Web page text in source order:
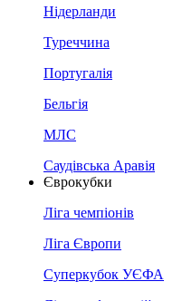
Нідерланди
Туреччина
Португалія
Бельгія
МЛС
Саудівська Аравія
Єврокубки
Ліга чемпіонів
Ліга Європи
Суперкубок УЄФА